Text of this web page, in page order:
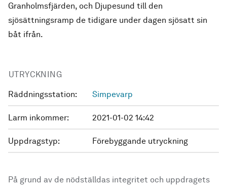
Granholmsfjärden, och Djupesund till den
sjösättningsramp de tidigare under dagen sjösatt sin
båt ifrån.
UTRYCKNING
Räddningsstation: Simpevarp
Larm inkommer: 2021-01-02 14:42
Uppdragstyp: Förebyggande utryckning
På grund av de nödställdas integritet och uppdragets